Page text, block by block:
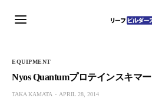
EQUIPMENT
Nyos Quantumプロテインスキマー
TAKA KAMATA APRIL 28, 2014